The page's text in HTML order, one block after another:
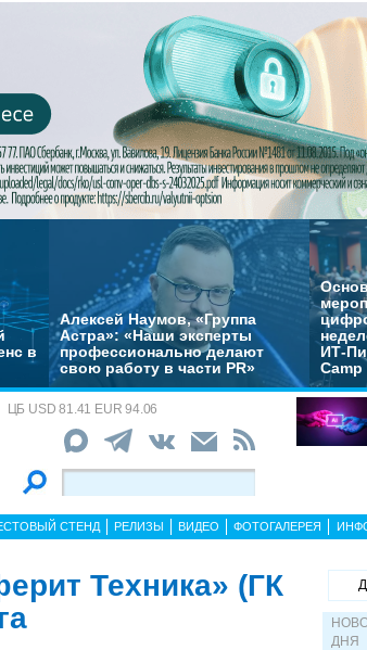
в
Алексей Наумов, «Группа
Астра»: «Наши эксперты
профессионально делают
свою работу в части PR»
ИТ-
Camp
ЦБ USD 81.41 EUR 94.06
СТЕНД РЕЛИЗЫ ВИДЕО ФОТОГАЛЕРЕЯ
Техника» (ГК
ДНЯ